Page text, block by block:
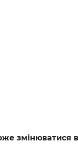
змінюватися